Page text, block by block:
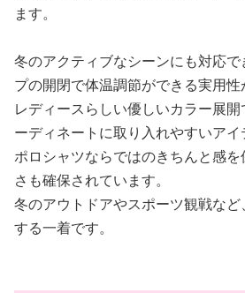
ます。
冬のアクティブなシーンにも対応
プの開閉で体温調節ができる実用性
レディースらしい優しいカラー展
ーディネートに取り入れやすいアイ
ポロシャツならではのきちんと感
さも確保されています。
冬のアウトドアやスポーツ観戦な
する一着です。